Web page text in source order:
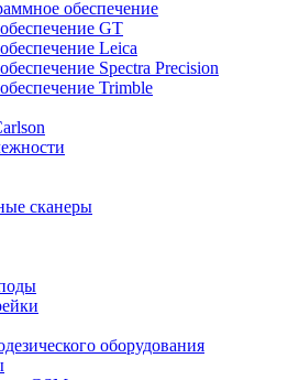
обеспечение
GT
Leica
Spectra Precision
Trimble
сканеры
оборудования